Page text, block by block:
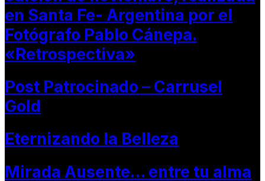
en Santa Fe- Argentina por el
Fotógrafo Pablo Cánepa.
«Retrospectiva»
Post Patrocinado – Carrusel
Gold
Eternizando la Belleza
Mirada Ausente… entre tu alma